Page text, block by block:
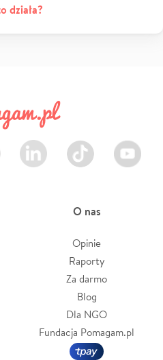
działa?
LinkedIn TikTok Youtube
O nas
Opinie
Raporty
Za darmo
Blog
Dla NGO
Fundacja Pomagam.pl